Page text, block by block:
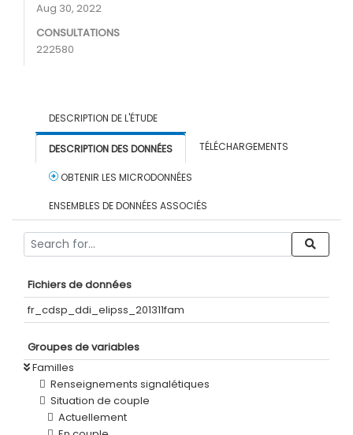
Aug 30, 2022
CONSULTATIONS
222580
DESCRIPTION DE L'ÉTUDE
DESCRIPTION DES DONNÉES TÉLÉCHARGEMENTS
OBTENIR LES MICRODONNÉES
ENSEMBLES DE DONNÉES ASSOCIÉS
Fichiers de données
fr_cdsp_ddi_elipss_201311fam
Groupes de variables
Familles
Renseignements signalétiques
Situation de couple
Actuellement